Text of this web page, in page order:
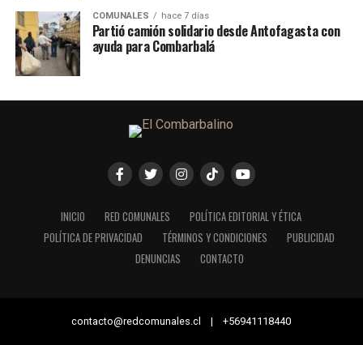
COMUNALES hace 7 días
Partió camión solidario desde Antofagasta con
ayuda para Combarbalá
INICIO RED COMUNALES
POLÍTICA EDITORIAL Y ÉTICA
POLÍTICA DE PRIVACIDAD
TÉRMINOS Y CONDICIONES
PUBLICIDAD
DENUNCIAS
CONTACTO
contacto@redcomunales.cl | +56941118440